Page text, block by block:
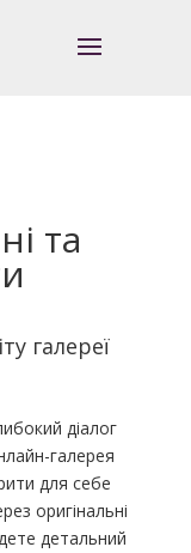
та
галереї
діалог
галерея
для себе
оригінальні
детальний